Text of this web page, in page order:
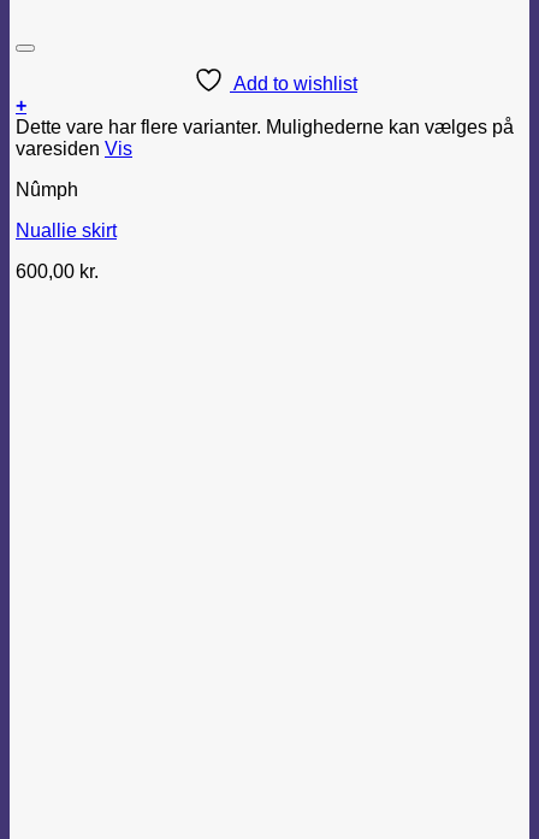
Add to wishlist
+
Dette vare har flere varianter. Mulighederne kan vælges på
varesiden Vis
Nûmph
Nuallie skirt
600,00 kr.